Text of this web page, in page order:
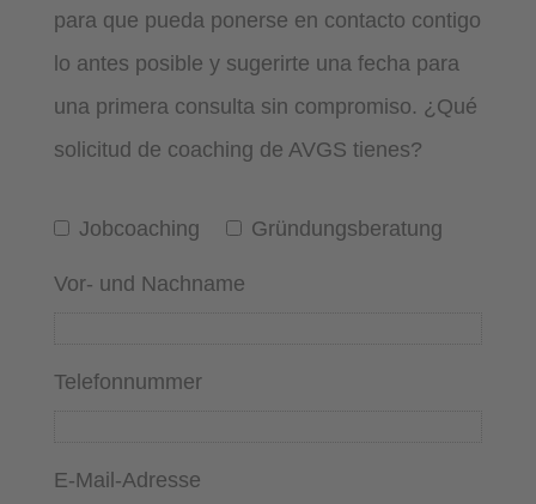
para que pueda ponerse en contacto contigo
lo antes posible y sugerirte una fecha para
una primera consulta sin compromiso. ¿Qué
solicitud de coaching de AVGS tienes?
Jobcoaching Gründungsberatung
Vor- und Nachname
Telefonnummer
E-Mail-Adresse